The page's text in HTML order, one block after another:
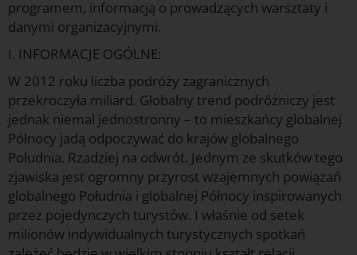
programem, informacją o prowadzących warsztaty i
danymi organizacyjnymi.
I. INFORMACJE OGÓLNE:
W 2012 roku liczba podróży zagranicznych
przekroczyła miliard. Globalny trend podróżniczy jest
jednak niemal jednostronny – to mieszkańcy globalnej
Północy jadą odpoczywać do krajów globalnego
Południa. Rzadziej na odwrót. Jednym ze skutków tego
zjawiska jest ogromny przyrost wzajemnych powiązań
globalnego Południa i globalnej Północy inspirowanych
przez pojedynczych turystów. I właśnie od setek
milionów indywidualnych turystycznych spotkań